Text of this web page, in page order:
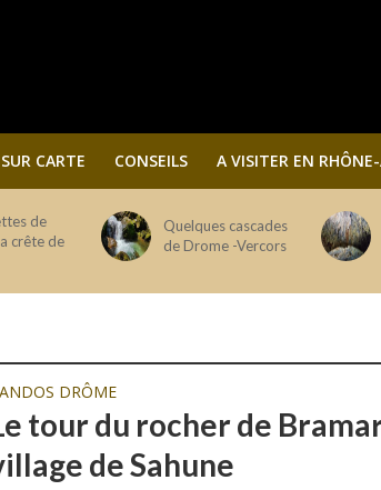
CARTE CONSEILS A VISITER EN RHÔNE-
de
crête de
Quelques cascades
de Drome -Vercors
DRÔME
tour du rocher de
de Sahune